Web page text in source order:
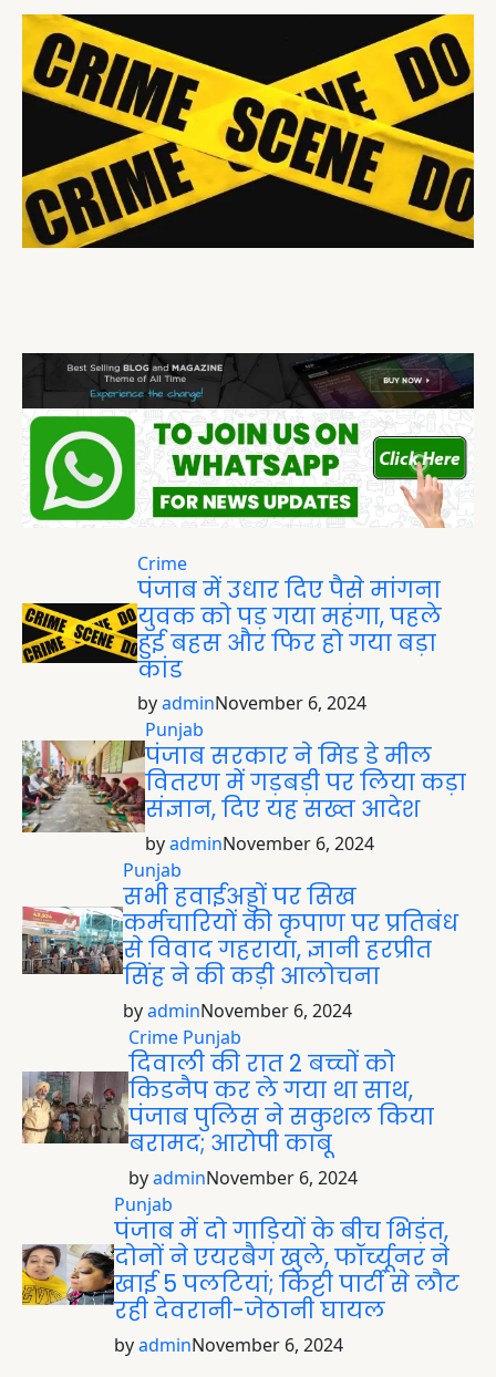
Crime
पंजाब में उधार दिए पैसे मांगना
युवक को पड़ गया महंगा, पहले
हुई बहस और फिर हो गया बड़ा
कांड
byadminNovember 6, 2024
Punjab
पंजाब सरकार ने मिड डे मील
वितरण में गड़बड़ी पर लिया कड़ा
संज्ञान, दिए यह सख्त आदेश
by adminNovember 6, 2024
Punjab
सभी हवाईअड्डों पर सिख
कर्मचारियों की कृपाण पर प्रतिबंध
से विवाद गहराया, ज्ञानी हरप्रीत
सिंह ने की कड़ी आलोचना
byadminNovember 6, 2024
Crime Punjab
दिवाली की रात 2 बच्चों को
किडनैप कर ले गया था साथ,
पंजाब पुलिस ने सकुशल किया
बरामद; आरोपी काबू
byadminNovember 6, 2024
Punjab
पंजाब में दो गाड़ियों के बीच भिड़ंत,
दोनों ने एयरबैग खुले, फॉर्च्यूनर ने
खाई 5 पलटियां; किट्टी पार्टी से लौट
रही देवरानी-जेठानी घायल
byadminNovember 6, 2024